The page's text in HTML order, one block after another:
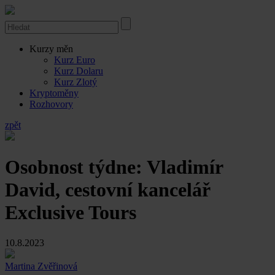
Kurzy měn
Kurz Euro
Kurz Dolaru
Kurz Zlotý
Kryptoměny
Rozhovory
zpět
Osobnost týdne: Vladimír
David, cestovní kancelář
Exclusive Tours
10.8.2023
Martina Zvěřinová